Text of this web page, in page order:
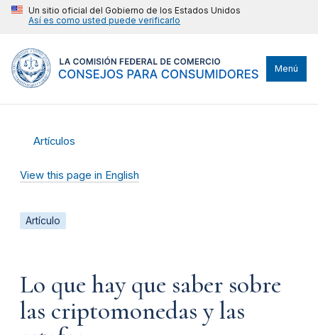
Un sitio oficial del Gobierno de los Estados Unidos
Así es como usted puede verificarlo
Menú
Artículos
View this page in English
Artículo
Lo que hay que saber sobre
las criptomonedas y las